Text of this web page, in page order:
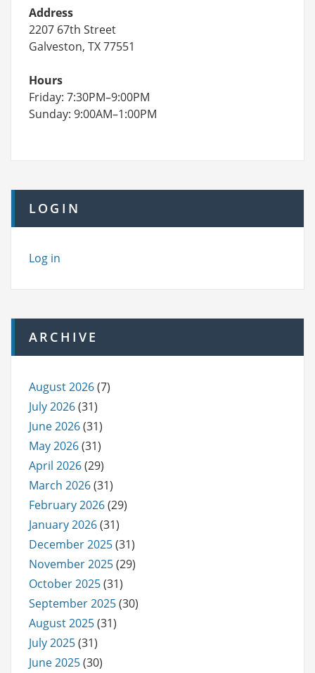
Address
2207 67th Street
Galveston, TX 77551
Hours
Friday: 7:30PM–9:00PM
Sunday: 9:00AM–1:00PM
LOGIN
Log in
ARCHIVE
August 2026(7)
July 2026(31)
June 2026(31)
May 2026(31)
April 2026(29)
March 2026(31)
February 2026(29)
January 2026(31)
December 2025(31)
November 2025(29)
October 2025(31)
September 2025(30)
August 2025(31)
July 2025(31)
June 2025(30)